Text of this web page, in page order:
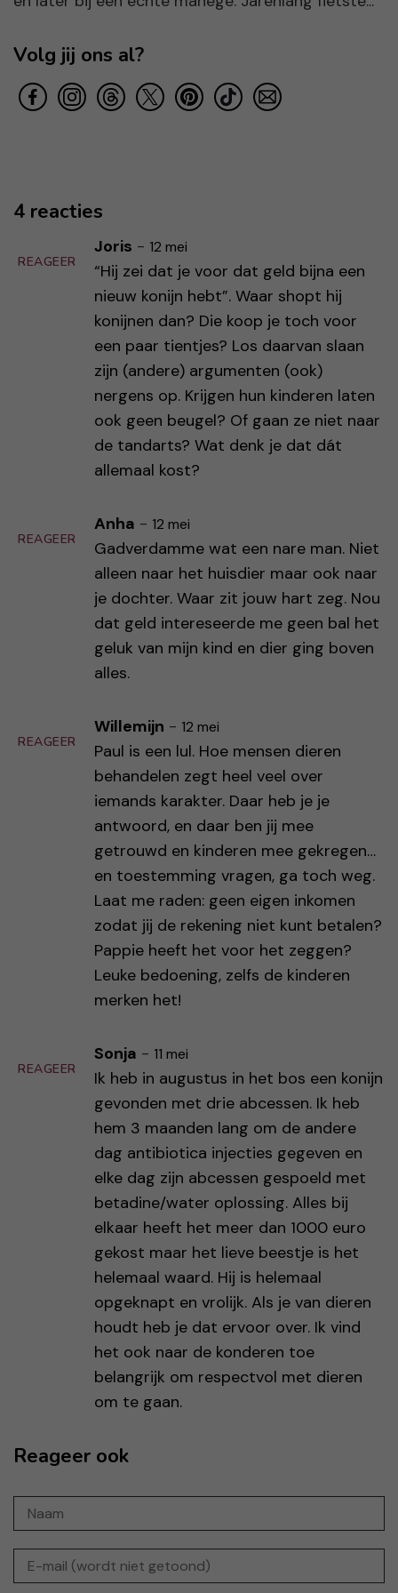
Volg jij ons al?
4 reacties
REAGEER
Joris - 12 mei
“Hij zei dat je voor dat geld bijna een
nieuw konijn hebt”. Waar shopt hij
konijnen dan? Die koop je toch voor
een paar tientjes? Los daarvan slaan
zijn (andere) argumenten (ook)
nergens op. Krijgen hun kinderen laten
ook geen beugel? Of gaan ze niet naar
de tandarts? Wat denk je dat dát
allemaal kost?
REAGEER
Anha - 12 mei
Gadverdamme wat een nare man. Niet
alleen naar het huisdier maar ook naar
je dochter. Waar zit jouw hart zeg. Nou
dat geld intereseerde me geen bal het
geluk van mijn kind en dier ging boven
alles.
REAGEER
Willemijn - 12 mei
Paul is een lul. Hoe mensen dieren
behandelen zegt heel veel over
iemands karakter. Daar heb je je
antwoord, en daar ben jij mee
getrouwd en kinderen mee gekregen…
en toestemming vragen, ga toch weg.
Laat me raden: geen eigen inkomen
zodat jij de rekening niet kunt betalen?
Pappie heeft het voor het zeggen?
Leuke bedoening, zelfs de kinderen
merken het!
REAGEER
Sonja - 11 mei
Ik heb in augustus in het bos een konijn
gevonden met drie abcessen. Ik heb
hem 3 maanden lang om de andere
dag antibiotica injecties gegeven en
elke dag zijn abcessen gespoeld met
betadine/water oplossing. Alles bij
elkaar heeft het meer dan 1000 euro
gekost maar het lieve beestje is het
helemaal waard. Hij is helemaal
opgeknapt en vrolijk. Als je van dieren
houdt heb je dat ervoor over. Ik vind
het ook naar de konderen toe
belangrijk om respectvol met dieren
om te gaan.
Reageer ook